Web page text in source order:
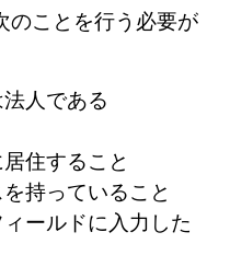
のことを行う必要が
人である
住すること
持っていること
ールドに入力した